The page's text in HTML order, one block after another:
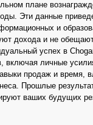
плане
Эти данные
и
дохода и не
успех в
включая личные
продаж и время,
Прошлые
ваших будущих